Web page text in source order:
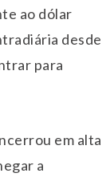
ao dólar
desde
para
em alta
a